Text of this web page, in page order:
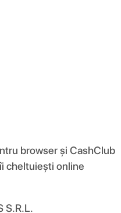
browser și CashClub
cheltuiești online
S.R.L.